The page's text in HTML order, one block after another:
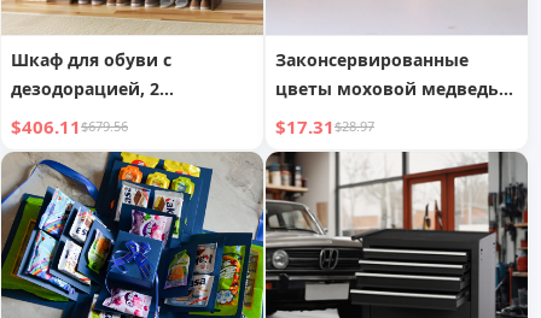
Шкаф для обуви с
дезодорацией, 2
откидными ящиками и
светодиодным сенсорным
экраном
$406.11$679.56
Законсервированные
цветы моховой медведь
стеклянный купол
украшение
$17.31$28.97